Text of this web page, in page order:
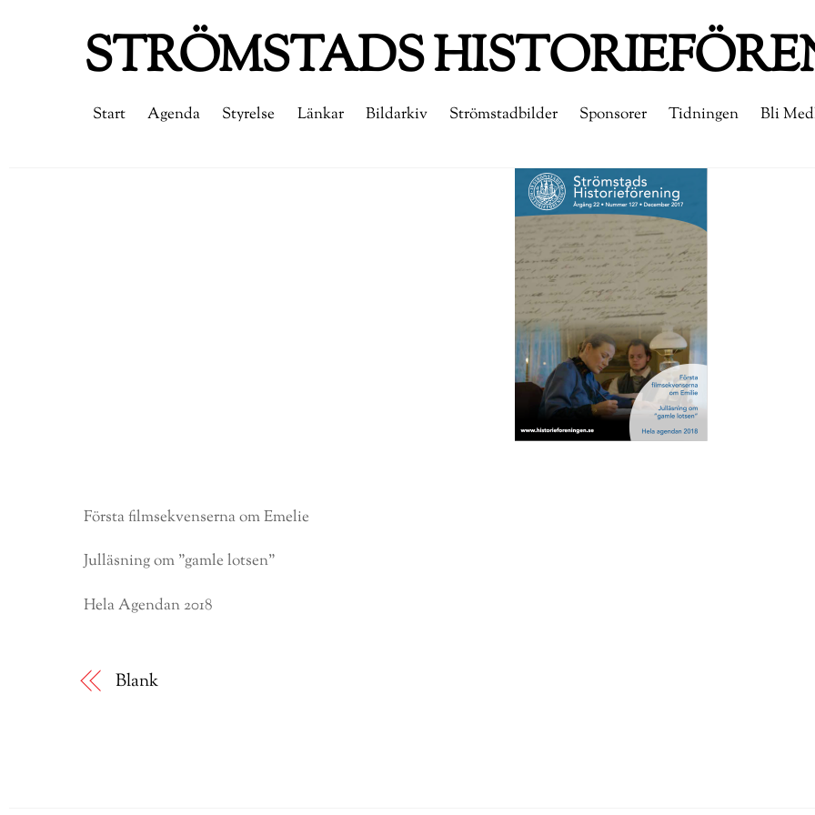
STRÖMSTADS
Start Agenda Styrelse Länkar Bildarkiv Strömstadbilder Sponsorer Tidningen Bli
Första filmsekvenserna om Emelie
Julläsning om ”gamle lotsen”
Hela Agendan 2018
Blank